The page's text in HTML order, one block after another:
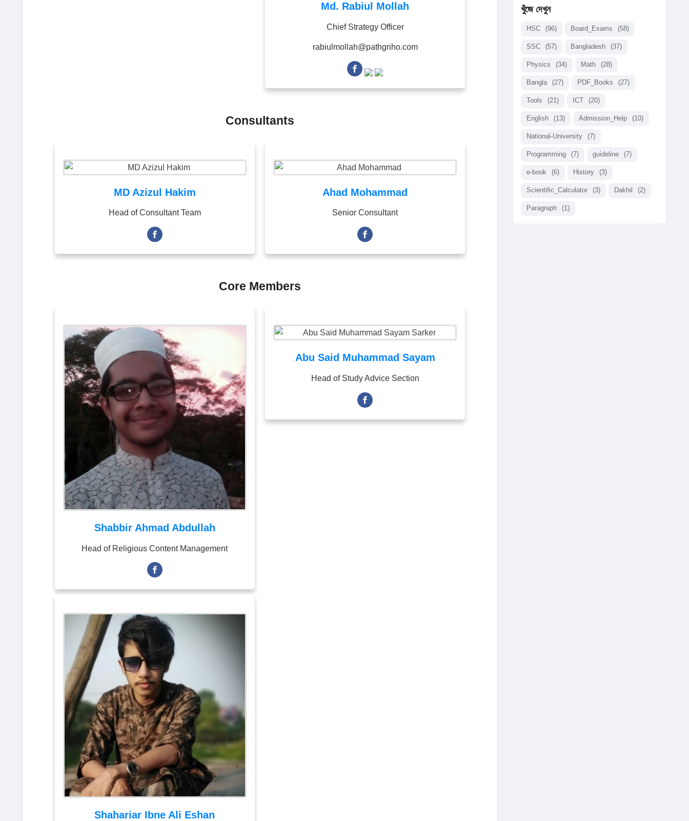
Md. Rabiul Mollah
Chief Strategy Officer
rabiulmollah@pathgriho.com
Consultants
MD Azizul Hakim
Head of Consultant Team
Ahad Mohammad
Senior Consultant
Core Members
Shabbir Ahmad Abdullah
Head of Religious Content Management
Abu Said Muhammad Sayam
Head of Study Advice Section
Shahariar Ibne Ali Eshan
খুঁজে দেখুন
HSC (96) Board_Exams (58)
SSC (57) Bangladesh (37)
Physics (34) Math (28)
Bangla (27) PDF_Books (27)
Tools (21) ICT (20)
English (13) Admission_Help (10)
National-University (7)
Programming (7) guideline (7)
e-book (6) History (3)
Scientific_Calculator (3) Dakhil (2)
Paragraph (1)